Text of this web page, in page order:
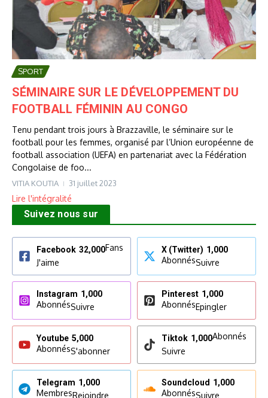
SPORT
SÉMINAIRE SUR LE DÉVELOPPEMENT DU
FOOTBALL FÉMININ AU CONGO
Tenu pendant trois jours à Brazzaville, le séminaire sur le
football pour les femmes, organisé par l’Union européenne de
football association (UEFA) en partenariat avec la Fédération
Congolaise de foo...
VITIA KOUTIA 31 juillet 2023
Lire l'intégralité
Suivez nous sur
Facebook 32,000Fans
J'aime
X (Twitter) 1,000
AbonnésSuivre
Instagram 1,000
AbonnésSuivre
Pinterest 1,000
AbonnésEpingler
Youtube 5,000
AbonnésS'abonner
Tiktok 1,000Abonnés
Suivre
Telegram 1,000
MembresRejoindre
Soundcloud 1,000
AbonnésSuivre